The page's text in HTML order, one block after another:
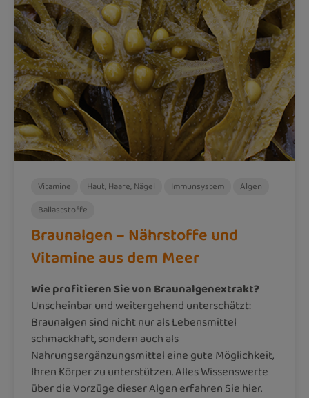
Vitamine Haut, Haare, Nägel Immunsystem
Algen
Ballaststoffe
Braunalgen – Nährstoffe und
Vitamine aus dem Meer
Wie profitieren Sie von Braunalgenextrakt?
Unscheinbar und weitergehend unterschätzt:
Braunalgen sind nicht nur als Lebensmittel
schmackhaft, sondern auch als
Nahrungsergänzungsmittel eine gute Möglichkeit,
Ihren Körper zu unterstützen. Alles Wissenswerte
über die Vorzüge dieser Algen erfahren Sie hier.